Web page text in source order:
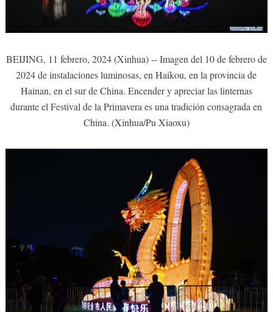
BEIJING, 11 febrero, 2024 (Xinhua) -- Imagen del 10 de febrero de
2024 de instalaciones luminosas, en Haikou, en la provincia de
Hainan, en el sur de China. Encender y apreciar las linternas
durante el Festival de la Primavera es una tradición consagrada en
China. (Xinhua/Pu Xiaoxu)